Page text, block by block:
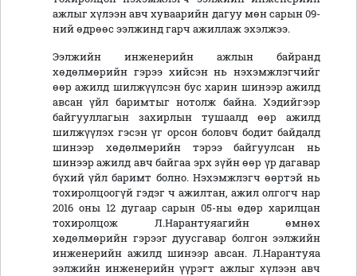
ажлыг хүлээн авч хуваарийн дагуу мөн сарын 09-
ний өдрөөс ээлжинд гарч ажиллаж эхэлжээ.
Ээлжийн инженерийн ажлын байранд
хөдөлмөрийн гэрээ хийсэн нь нэхэмжлэгчийг
өөр ажилд шилжүүлсэн бус харин шинээр ажилд
авсан үйл баримтыг нотолж байна. Хэдийгээр
байгууллагын захирлын тушаалд өөр ажилд
шилжүүлэх гэсэн үг орсон боловч бодит байдалд
шинээр хөдөлмөрийн тэрээ байгуулсан нь
шинээр ажилд авч байгаа эрх зүйн өөр үр дагавар
бүхий үйл баримт болно. Нэхэмжлэгч өөртэй нь
тохиролцоогүй гэдэг ч ажилтан, ажил олгогч нар
2016 оны 12 дугаар сарын 05-ны өдөр харилцан
тохиролцож Л.Нарантуяагийн өмнөх
хөдөлмөрийн гэрээг дуусгавар болгон ээлжийн
инженерийн ажилд шинээр авсан. Л.Нарантуяа
ээлжийн инженерийн үүрэгт ажлыг хүлээн авч